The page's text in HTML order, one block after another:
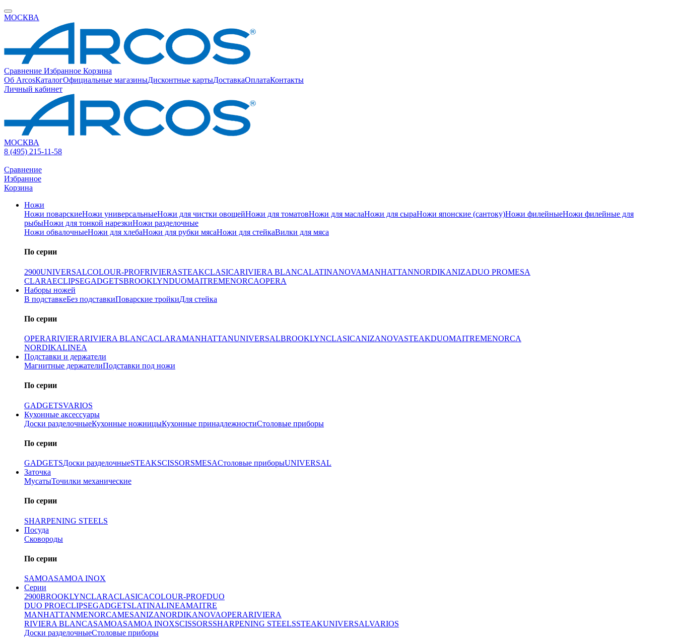
МОСКВА
Сравнение Избранное Корзина
Об ArcosКаталогОфициальные магазиныДисконтные картыДоставкаОплатаКонтакты
Личный кабинет
МОСКВА
8 (495) 215-11-58
Сравнение
Избранное
Корзина
Ножи
Ножи поварскиеНожи универсальныеНожи для чистки овощейНожи для томатовНожи для маслаНожи для сыраНожи японские (сантоку)Ножи филейныеНожи филейные для
рыбыНожи для тонкой нарезкиНожи разделочные
Ножи обвалочныеНожи для хлебаНожи для рубки мясаНожи для стейкаВилки для мяса
По серии
2900UNIVERSALCOLOUR-PROFRIVIERASTEAKCLASICARIVIERA BLANCALATINANOVAMANHATTANNORDIKANIZADUO PROMESA
CLARAECLIPSEGADGETSBROOKLYNDUOMAITREMENORCAOPERA
Наборы ножей
В подставкеБез подставкиПоварские тройкиДля стейка
По серии
OPERARIVIERARIVIERA BLANCACLARAMANHATTANUNIVERSALBROOKLYNCLASICANIZANOVASTEAKDUOMAITREMENORCA
NORDIKALINEA
Подставки и держатели
Магнитные держателиПодставки под ножи
По серии
GADGETSVARIOS
Кухонные аксессуары
Доски разделочныеКухонные ножницыКухонные принадлежностиСтоловые приборы
По серии
GADGETSДоски разделочныеSTEAKSCISSORSMESAСтоловые приборыUNIVERSAL
Заточка
МусатыТочилки механические
По серии
SHARPENING STEELS
Посуда
Сковороды
По серии
SAMOASAMOA INOX
Серии
2900BROOKLYNCLARACLASICACOLOUR-PROFDUO
DUO PROECLIPSEGADGETSLATINALINEAMAITRE
MANHATTANMENORCAMESANIZANORDIKANOVAOPERARIVIERA
RIVIERA BLANCASAMOASAMOA INOXSCISSORSSHARPENING STEELSSTEAKUNIVERSALVARIOS
Доски разделочныеСтоловые приборы